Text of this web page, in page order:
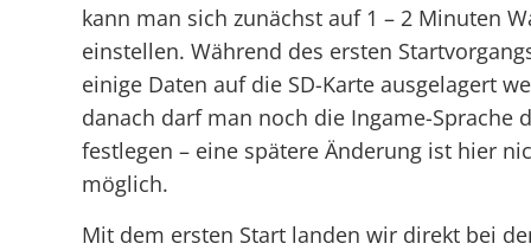
kann man sich zunächst auf 1 – 2 Minuten
einstellen. Während des ersten
einige Daten auf die SD-Karte ausgelagert
danach darf man noch die Ingame-Sprache
festlegen – eine spätere Änderung ist hier
möglich.
Mit dem ersten Start landen wir direkt bei